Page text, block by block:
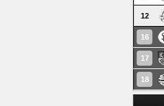
12
16
17
18